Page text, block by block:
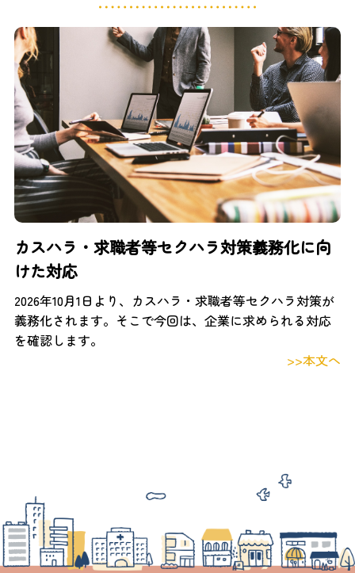
カスハラ・求職者等セクハラ対策義務化に向
けた対応
2026年10月1日より、カスハラ・求職者等セクハラ対策が
義務化されます。そこで今回は、企業に求められる対応
を確認します。
>>本文へ